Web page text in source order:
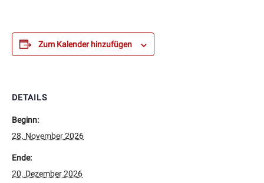
Zum Kalender hinzufügen
DETAILS
Beginn:
28. November 2026
Ende:
20. Dezember 2026